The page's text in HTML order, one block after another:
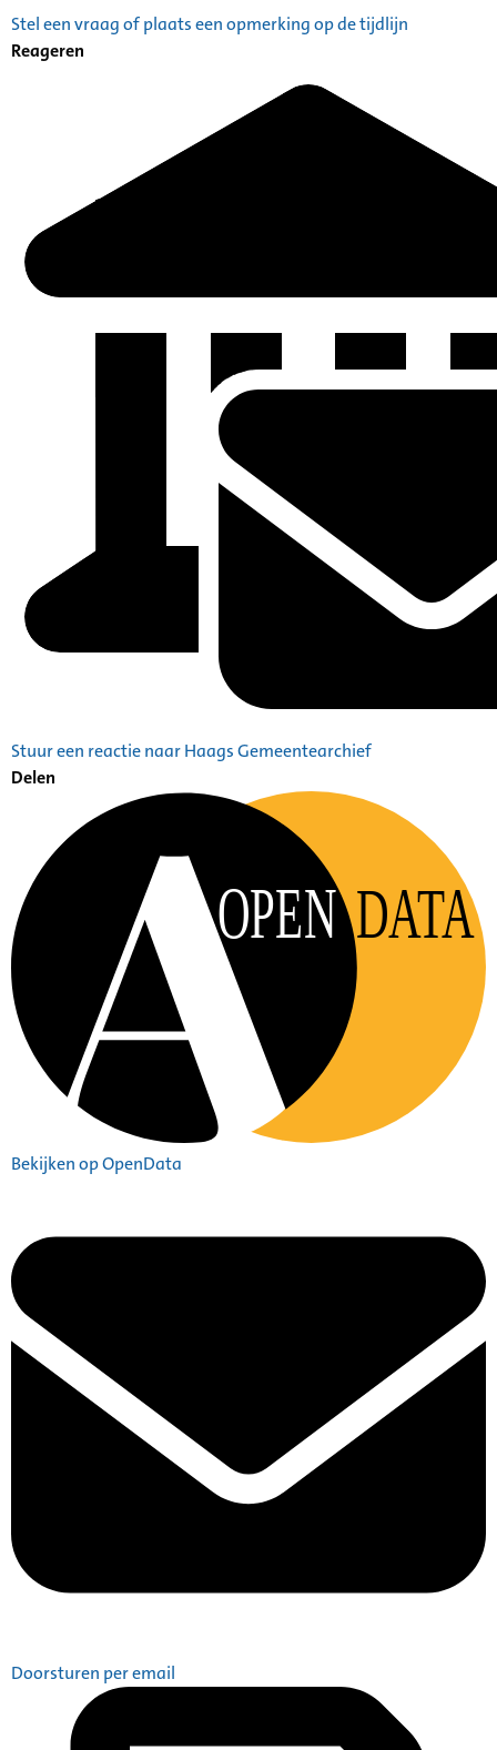
Stel een vraag of plaats een opmerking op de tijdlijn
Reageren
Stuur een reactie naar Haags Gemeentearchief
Delen
OPEN DATA
Bekijken op OpenData
Doorsturen per email